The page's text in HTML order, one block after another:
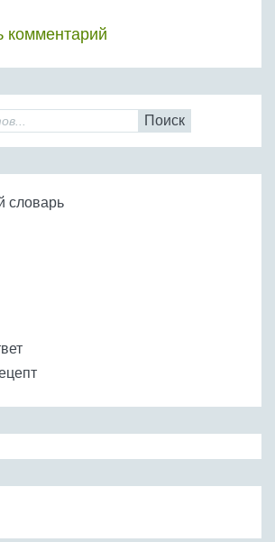
комментарий
Поиск
словарь